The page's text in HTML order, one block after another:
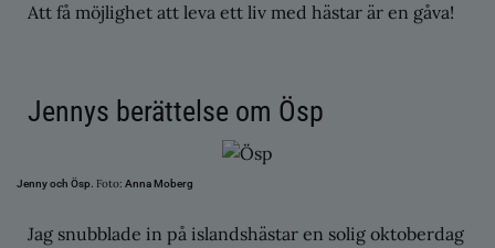
Att få möjlighet att leva ett liv med hästar är en gåva!
Jennys berättelse om Ösp
Jenny och Ösp. Foto: Anna Moberg
Jag snubblade in på islandshästar en solig oktoberdag